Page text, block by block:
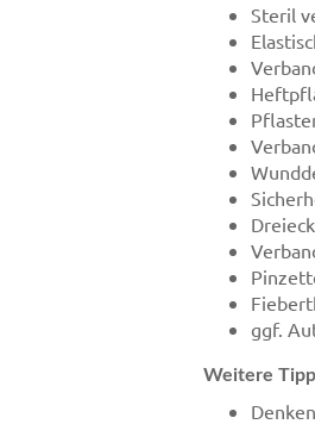
Steril
ggf.
Weitere